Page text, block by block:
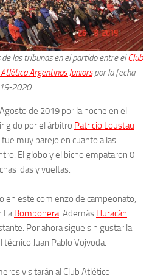
las tribunas en el partido entre elClub
Argentinos Juniorspor la fecha
2020.
de 2019 por la noche en el
por el árbitro Patricio Loustau
muy parejo en cuanto a las
El globo y el bicho empataron 0-
idas y vueltas.
en este comienzo de campeonato,
La Bombonera . Además Huracán
Por ahora sigue sin gustar la
Juan Pablo Vojvoda.
visitarán al Club Atlético